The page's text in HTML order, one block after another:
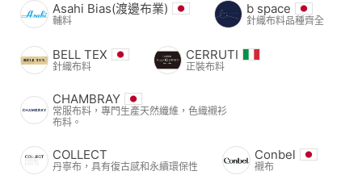
Asahi Bias(渡邊布業)
輔料
b space
針織布料品種齊全
BELL TEX
針織布料
CERRUTI
正裝布料
CHAMBRAY
常服布料，專門生產天然纖維，色織襯衫
布料。
COLLECT
丹寧布，具有復古感和永續環保性
Conbel
襯布